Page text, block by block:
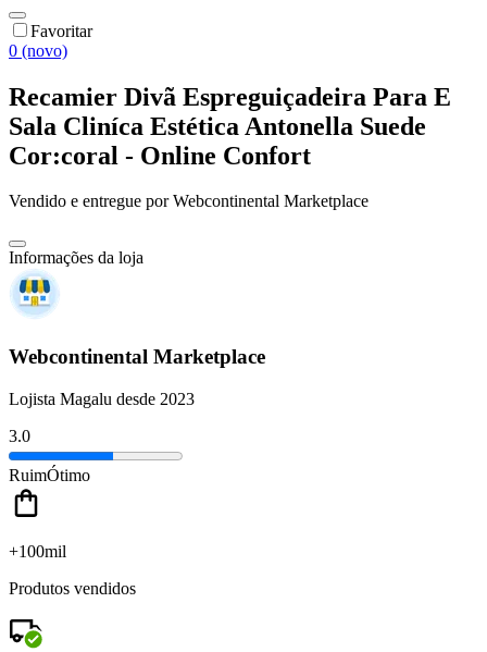
Favoritar
0 (novo)
Recamier Divã Espreguiçadeira Para E
Sala Cliníca Estética Antonella Suede
Cor:coral - Online Confort
Vendido e entregue por Webcontinental Marketplace
Informações da loja
Webcontinental Marketplace
Lojista Magalu desde 2023
3.0
RuimÓtimo
+100mil
Produtos vendidos